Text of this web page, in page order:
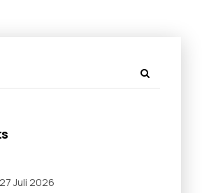
27 Juli 2026